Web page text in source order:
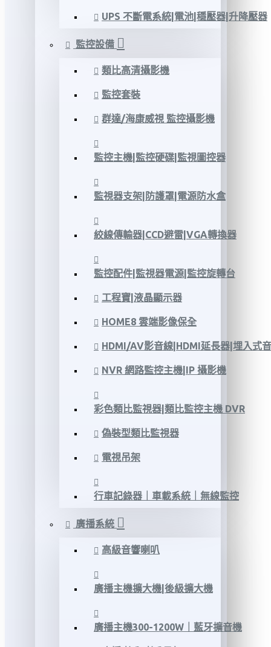
UPS 不斷電系統|電池|穩壓器|升降壓器
監控設備
類比高清攝影機
監控套裝
群達/海康威視 監控攝影機
監控主機|監控硬碟|監視圖控器
監視器支架|防護罩|電源防水盒
絞線傳輸器|CCD避雷|VGA轉換器
監控配件|監視器電源|監控旋轉台
工程寶|液晶顯示器
HOME8 雲端影像保全
HDMI/AV影音線|HDMI延長器|埋入式
NVR 網路監控主機|IP 攝影機
彩色類比監視器|類比監控主機 DVR
偽裝型類比監視器
電視吊架
行車記錄器｜車載系統｜無線監控
廣播系統
高級音響喇叭
廣播主機擴大機|後級擴大機
廣播主機300-1200W｜藍牙擴音機